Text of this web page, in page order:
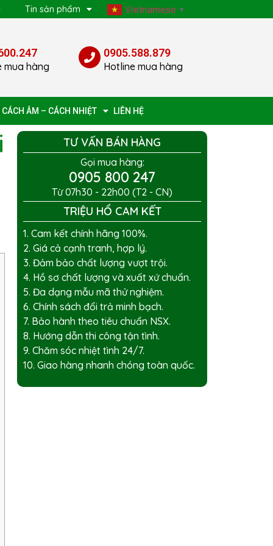
Tin sản phẩm Vietnamese ▼
mua hàng
0905.588.879
Hotline mua hàng
CÁCH ÂM – CÁCH NHIỆT LIÊN HỆ
TƯ VẤN BÁN HÀNG
Gọi mua hàng:
0905 800 247
Từ 07h30 - 22h00 (T2 - CN)
TRIỆU HỔ CAM KẾT
1. Cam kết chính hãng 100%.
2. Giá cả cạnh tranh, hợp lý.
3. Đảm bảo chất lượng vượt trội.
4. Hồ sơ chất lượng và xuất xứ chuẩn.
5. Đa dạng mẫu mã thử nghiệm.
6. Chính sách đổi trả minh bạch.
7. Bảo hành theo tiêu chuẩn NSX.
8. Hướng dẫn thi công tận tình.
9. Chăm sóc nhiệt tình 24/7.
10. Giao hàng nhanh chóng toàn quốc.